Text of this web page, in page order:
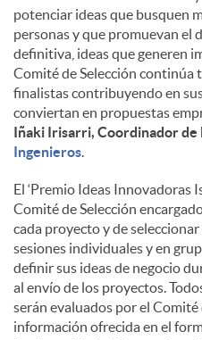
potenciar ideas que busquen
personas y que promuevan el
definitiva, ideas que generen
Comité de Selección continúa
finalistas contribuyendo en
conviertan en propuestas
Iñaki Irisarri, Coordinador de
Ingenieros.
El ‘Premio Ideas Innovadoras
Comité de Selección
cada proyecto y de
sesiones individuales y en
definir sus ideas de negocio
al envío de los proyectos.
serán evaluados por el Comité
información ofrecida en el